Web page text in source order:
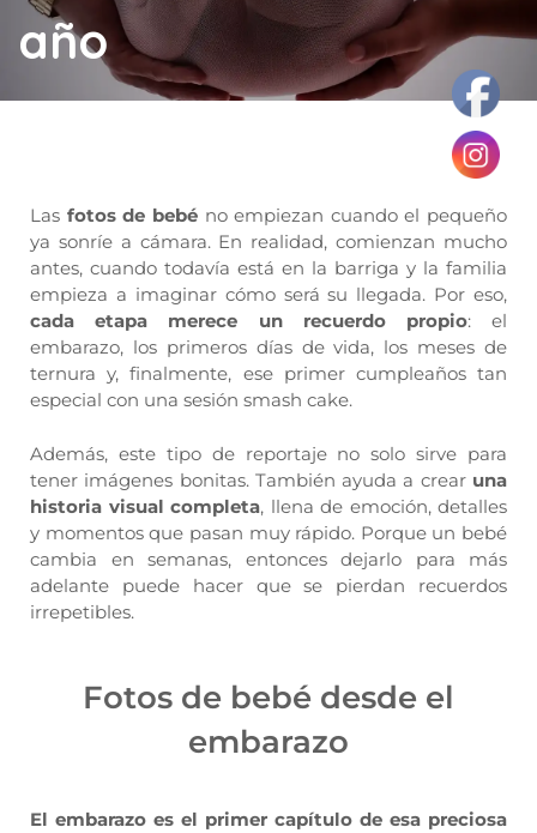
año
Las fotos de bebéno empiezan cuando el pequeño
ya sonríe a cámara. En realidad, comienzan mucho
antes, cuando todavía está en la barriga y la familia
empieza a imaginar cómo será su llegada. Por eso,
cada etapa merece un recuerdo propio: el
embarazo, los primeros días de vida, los meses de
ternura y, finalmente, ese primer cumpleaños tan
especial con una sesión smash cake.
Además, este tipo de reportaje no solo sirve para
tener imágenes bonitas. También ayuda a crear una
historia visual completa, llena de emoción, detalles
y momentos que pasan muy rápido. Porque un bebé
cambia en semanas, entonces dejarlo para más
adelante puede hacer que se pierdan recuerdos
irrepetibles.
Fotos de bebé desde el
embarazo
El embarazo es el primer capítulo de esa preciosa